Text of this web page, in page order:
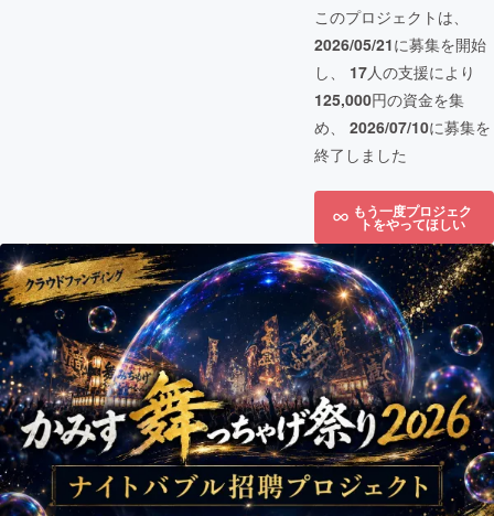
このプロジェクトは、
2026/05/21に募集を開始
し、 17人の支援により
125,000円の資金を集
め、 2026/07/10に募集を
終了しました
もう一度プロジェク
トをやってほしい